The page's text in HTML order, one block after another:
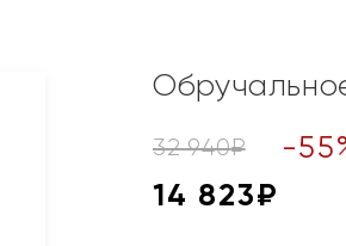
32 940₽ -55
14 823₽